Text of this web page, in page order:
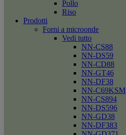
Pollo
Riso
Prodotti
Forni a microonde
Vedi tutto
NN-CS88
NN-DS59
NN-CD88
NN-GT46
NN-DF38
NN-C69KSM
NN-CS894
NN-DS596
NN-GD38
NN-DF383